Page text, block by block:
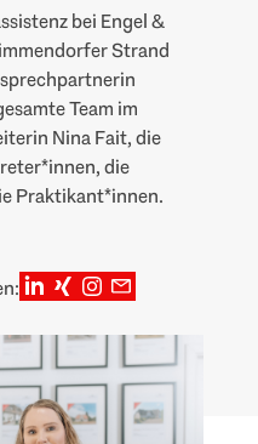
bei Engel &
Strand
Team im
Nina Fait, die
die
Praktikant*innen.